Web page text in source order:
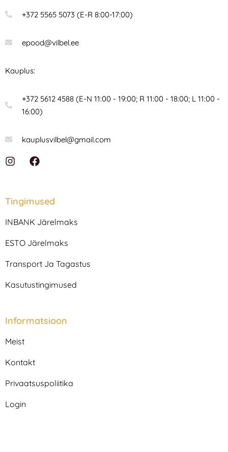
+372 5565 5073 (E-R 8:00-17:00)
epood@vilbel.ee
Kauplus:
+372 5612 4588 (E-N 11:00 - 19:00; R 11:00 - 18:00; L 11:00 -
16:00)
kauplusvilbel@gmail.com
I
a
r
m
F
a
b
o
Tingimused
INBANK Järelmaks
ESTO Järelmaks
Transport Ja Tagastus
Kasutustingimused
Informatsioon
Meist
Kontakt
Privaatsuspoliitika
Login